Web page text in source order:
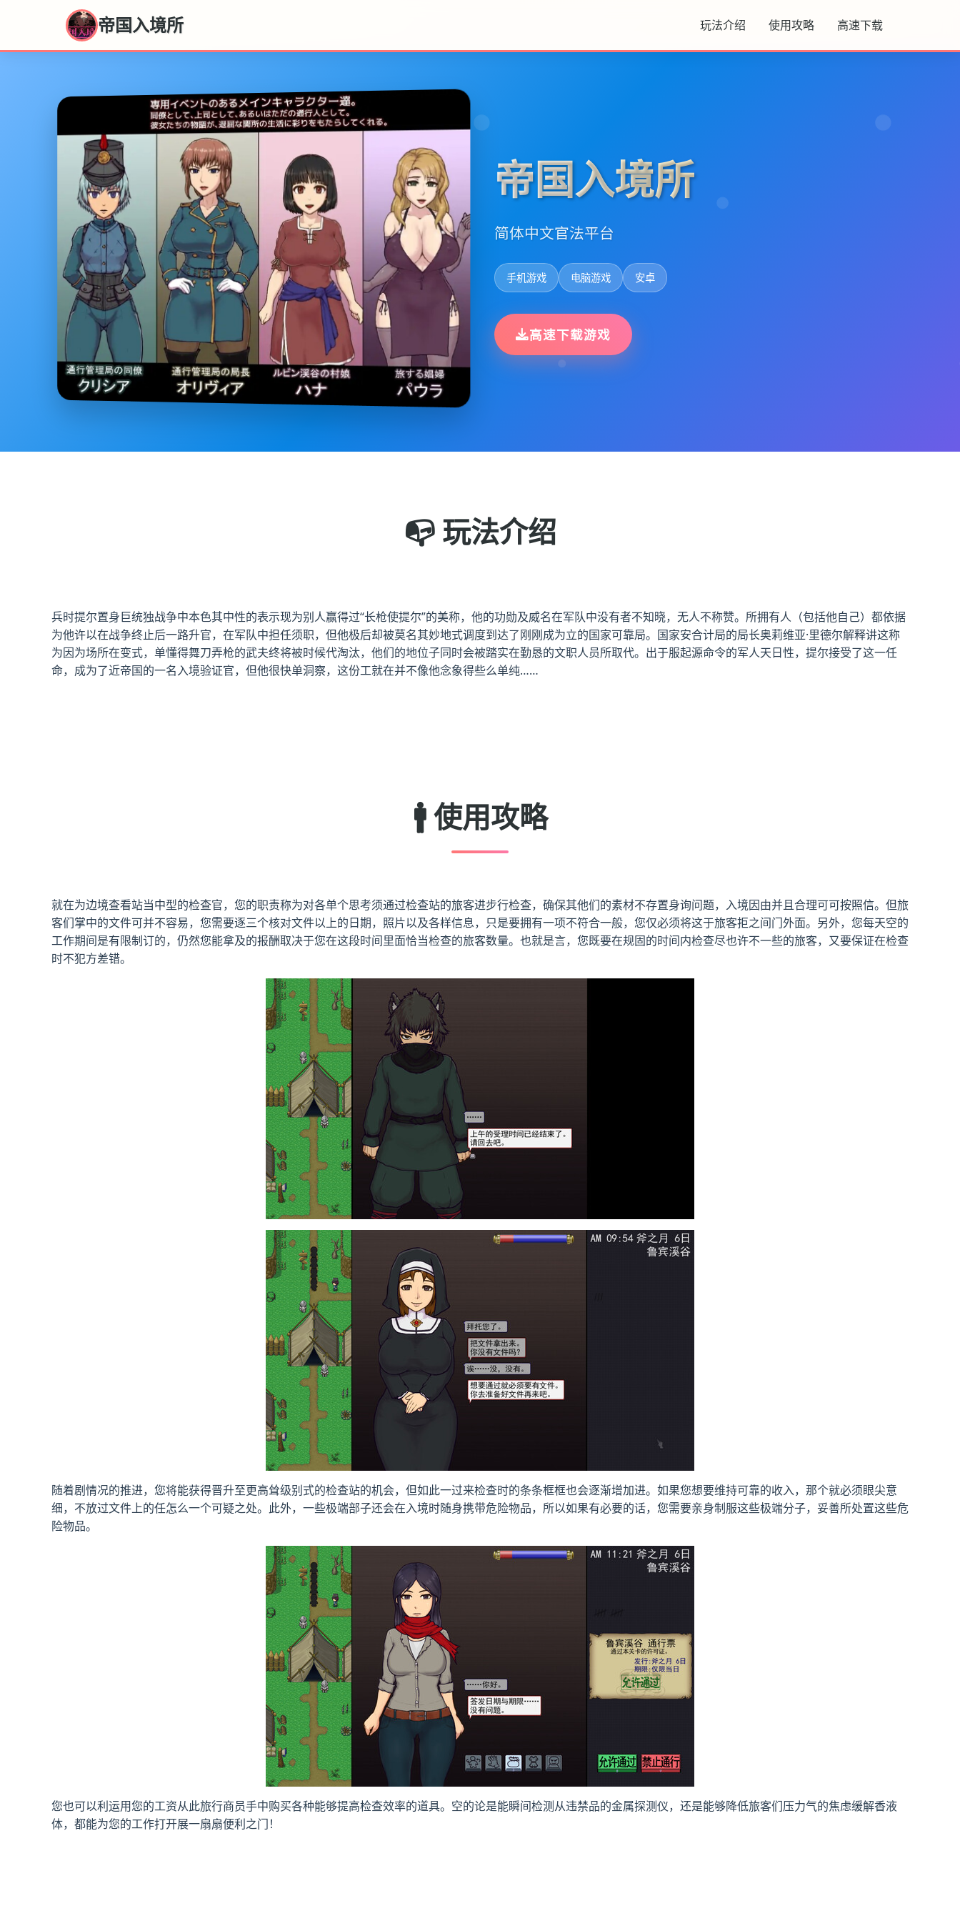
帝国入境所 玩法介绍 使用攻略 高速下载
帝国入境所
简体中文官法平台
手机游戏 电脑游戏 安卓
高速下载游戏
📭 玩法介绍
兵时提尔置身巨统独战争中本色其中性的表示现为别人赢得过“长枪使提尔”的美称，他的功勋及威名在军队中没有者不知晓，无人不称赞。所拥有人（包括他自己）都依据
为他许以在战争终止后一路升官，在军队中担任须职，但他极后却被莫名其妙地式调度到达了刚刚成为立的国家可靠局。国家安合计局的局长奥莉维亚·里德尔解释讲这称
为因为场所在变式，单懂得舞刀弄枪的武夫终将被时候代淘汰，他们的地位子同时会被踏实在勤恳的文职人员所取代。出于服起源命令的军人天日性，提尔接受了这一任
命，成为了近帝国的一名入境验证官，但他很快单洞察，这份工就在并不像他念象得些么单纯……
🚹 使用攻略
就在为边境查看站当中型的检查官，您的职责称为对各单个思考须通过检查站的旅客进步行检查，确保其他们的素材不存置身询问题，入境因由并且合理可可按照信。但旅
客们掌中的文件可并不容易，您需要逐三个核对文件以上的日期，照片以及各样信息，只是要拥有一项不符合一般，您仅必须将这于旅客拒之间门外面。另外，您每天空的
工作期间是有限制订的，仍然您能拿及的报酬取决于您在这段时间里面恰当检查的旅客数量。也就是言，您既要在规固的时间内检查尽也许不一些的旅客，又要保证在检查
时不犯方差错。
随着剧情况的推进，您将能获得晋升至更高耸级别式的检查站的机会，但如此一过来检查时的条条框框也会逐渐增加进。如果您想要维持可靠的收入，那个就必须眼尖意
细，不放过文件上的任怎么一个可疑之处。此外，一些极端部子还会在入境时随身携带危险物品，所以如果有必要的话，您需要亲身制服这些极端分子，妥善所处置这些危
险物品。
您也可以利运用您的工资从此旅行商员手中购买各种能够提高检查效率的道具。空的论是能瞬间检测从违禁品的金属探测仪，还是能够降低旅客们压力气的焦虑缓解香液
体，都能为您的工作打开展一扇扇便利之门！